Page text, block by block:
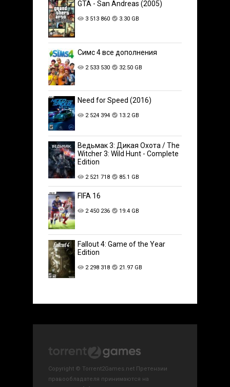
GTA - San Andreas (2005)
3 513 860 3.30 GB
Симс 4 все дополнения
2 533 530 32.50 GB
Need for Speed (2016)
2 524 394 13.2 GB
Ведьмак 3: Дикая Охота / The
Witcher 3: Wild Hunt - Complete
Edition
2 521 718 85.1 GB
FIFA 16
2 450 236 19.4 GB
Fallout 4: Game of the Year
Edition
2 298 318 21.97 GB
Copyright © Torrent2Games.net Претензии
правообладателя принимаются на